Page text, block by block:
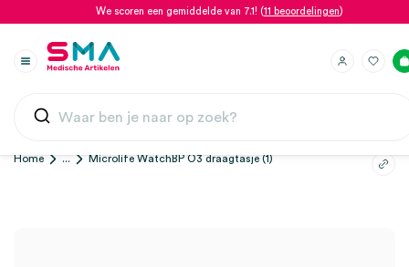
We scoren een gemiddelde van 7.1! (11 beoordelingen)
Home ... Microlife WatchBP O3 draagtasje (1)